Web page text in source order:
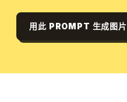
用此 PROMPT 生成图片